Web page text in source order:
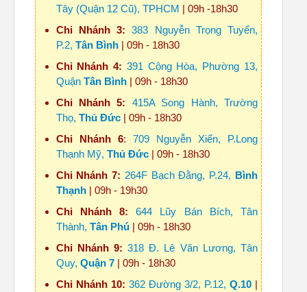
Tây (Quận 12 Cũ), TPHCM | 09h -18h30
Chi Nhánh 3:
383 Nguyễn Trọng Tuyển,
P.2, Tân Bình| 09h - 18h30
Chi Nhánh 4: 391 Cộng Hòa, Phường 13,
Quận Tân Bình| 09h - 18h30
Chi Nhánh 5:
415A Song Hành, Trường
Thọ, Thủ Đức| 09h - 18h30
Chi Nhánh 6: 709 Nguyễn Xiển, P.Long
Thạnh Mỹ, Thủ Đức| 09h - 18h30
Chi Nhánh 7: 264F Bạch Đằng, P.24, Bình
Thạnh| 09h - 19h30
Chi Nhánh 8:
644 Lũy Bán Bích, Tân
Thành, Tân Phú| 09h - 18h30
Chi Nhánh 9: 318 Đ. Lê Văn Lương, Tân
Quy, Quận 7| 09h - 18h30
Chi Nhánh 10: 362 Đường 3/2, P.12, Q.10|